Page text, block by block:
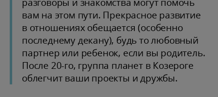
вам на этом пути. Прекрасное развитие
в отношениях обещается (особенно
последнему декану), будь то любовный
партнер или ребенок, если вы родитель.
После 20-го, группа планет в Козероге
облегчит ваши проекты и дружбы.